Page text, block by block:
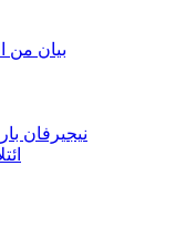
بيان من
نيجيرفان